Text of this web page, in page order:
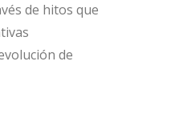
de hitos que
de